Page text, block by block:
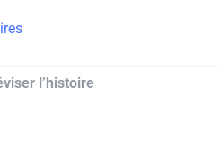
l’histoire